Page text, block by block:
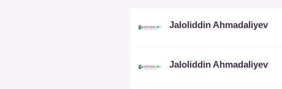
Jaloliddin Ahmadaliyev
Jaloliddin Ahmadaliyev